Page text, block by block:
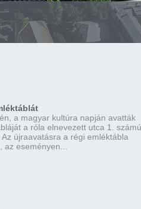
a magyar kultúra napján avatták
a róla elnevezett utca 1. számú
újraavatásra a régi emléktábla
eseményen...